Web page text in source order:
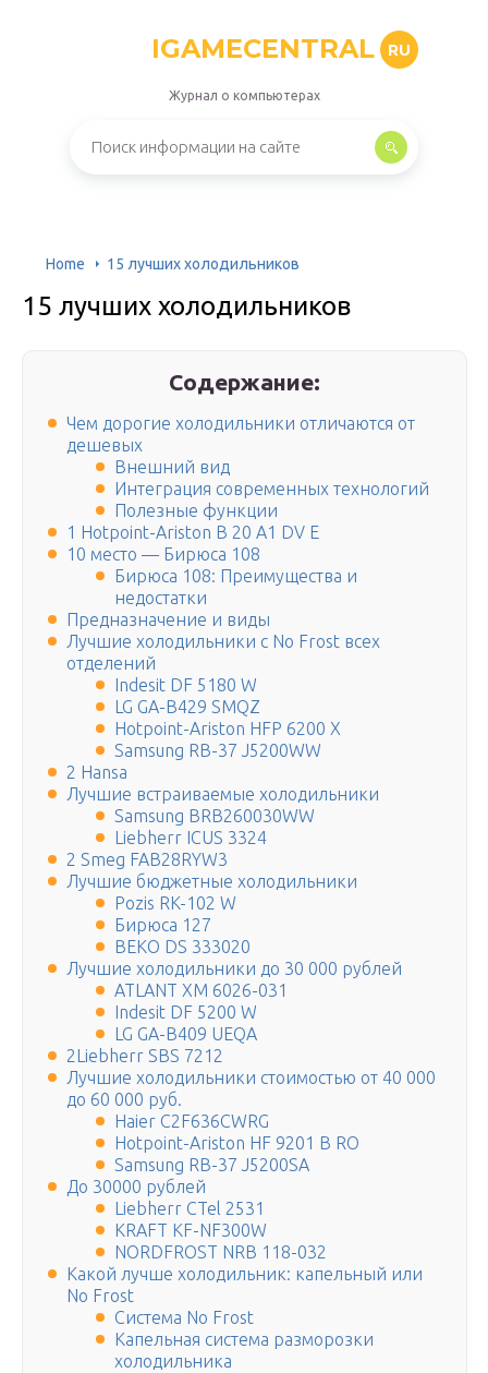
IGAMECENTRAL RU
Журнал о компьютерах
Home 15 лучших холодильников
15 лучших холодильников
Содержание:
Чем дорогие холодильники отличаются от
дешевых
Внешний вид
Интеграция современных технологий
Полезные функции
1 Hotpoint-Ariston B 20 A1 DV E
10 место — Бирюса 108
Бирюса 108: Преимущества и
недостатки
Предназначение и виды
Лучшие холодильники с No Frost всех
отделений
Indesit DF 5180 W
LG GA-B429 SMQZ
Hotpoint-Ariston HFP 6200 X
Samsung RB-37 J5200WW
2 Hansa
Лучшие встраиваемые холодильники
Samsung BRB260030WW
Liebherr ICUS 3324
2 Smeg FAB28RYW3
Лучшие бюджетные холодильники
Pozis RK-102 W
Бирюса 127
BEKO DS 333020
Лучшие холодильники до 30 000 рублей
ATLANT ХМ 6026-031
Indesit DF 5200 W
LG GA-B409 UEQA
2Liebherr SBS 7212
Лучшие холодильники стоимостью от 40 000
до 60 000 руб.
Haier C2F636CWRG
Hotpoint-Ariston HF 9201 B RO
Samsung RB-37 J5200SA
До 30000 рублей
Liebherr CTel 2531
KRAFT KF-NF300W
NORDFROST NRB 118-032
Какой лучше холодильник: капельный или
No Frost
Система No Frost
Капельная система разморозки
холодильника